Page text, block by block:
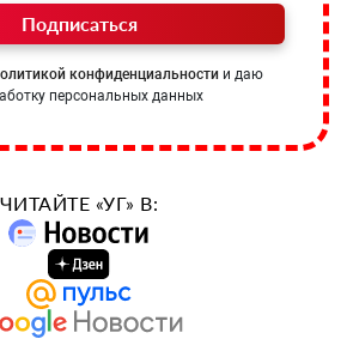
Подписаться
конфиденциальности и даю
персональных данных
ЧИТАЙТЕ «УГ» В: